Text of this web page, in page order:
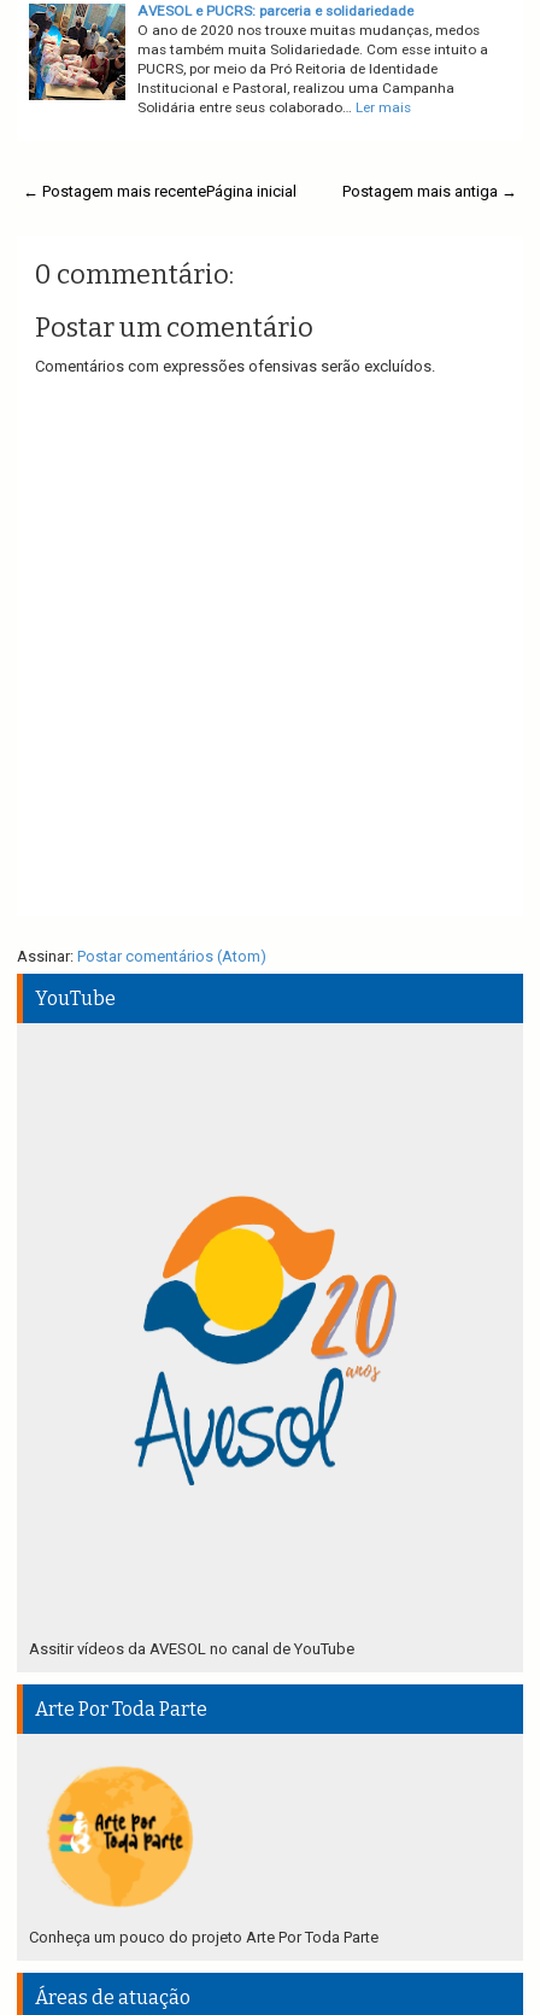
AVESOL e PUCRS: parceria e solidariedade
O ano de 2020 nos trouxe muitas mudanças, medos
mas também muita Solidariedade. Com esse intuito a
PUCRS, por meio da Pró Reitoria de Identidade
Institucional e Pastoral, realizou uma Campanha
Solidária entre seus colaborado… Ler mais
← Postagem mais recente Postagem mais antiga →
Página inicial
0 commentário:
Postar um comentário
Comentários com expressões ofensivas serão excluídos.
Assinar: Postar comentários (Atom)
YouTube
Assitir vídeos da AVESOL no canal de YouTube
Arte Por Toda Parte
Conheça um pouco do projeto Arte Por Toda Parte
Áreas de atuação